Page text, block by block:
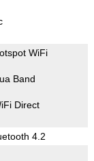
WiFi
Band
Direct
4.2